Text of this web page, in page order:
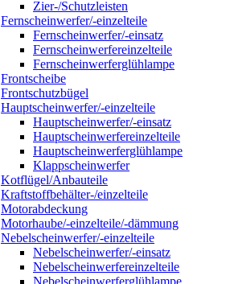
Zier-/Schutzleisten
Fernscheinwerfer/-einzelteile
Fernscheinwerfer/-einsatz
Fernscheinwerfereinzelteile
Fernscheinwerferglühlampe
Frontscheibe
Frontschutzbügel
Hauptscheinwerfer/-einzelteile
Hauptscheinwerfer/-einsatz
Hauptscheinwerfereinzelteile
Hauptscheinwerferglühlampe
Klappscheinwerfer
Kotflügel/Anbauteile
Kraftstoffbehälter-/einzelteile
Motorabdeckung
Motorhaube/-einzelteile/-dämmung
Nebelscheinwerfer/-einzelteile
Nebelscheinwerfer/-einsatz
Nebelscheinwerfereinzelteile
Nebelscheinwerferglühlampe